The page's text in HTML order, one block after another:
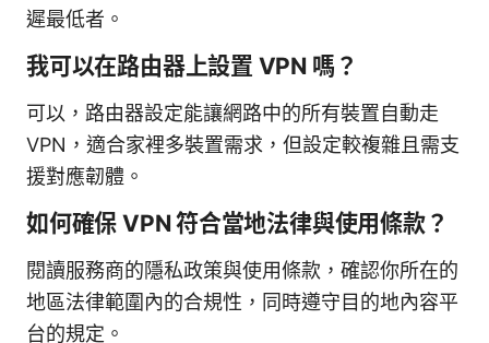
遲最低者。
我可以在路由器上設置 VPN 嗎？
可以，路由器設定能讓網路中的所有裝置自動走
VPN，適合家裡多裝置需求，但設定較複雜且需支
援對應韌體。
如何確保 VPN 符合當地法律與使用條款？
閱讀服務商的隱私政策與使用條款，確認你所在的
地區法律範圍內的合規性，同時遵守目的地內容平
台的規定。